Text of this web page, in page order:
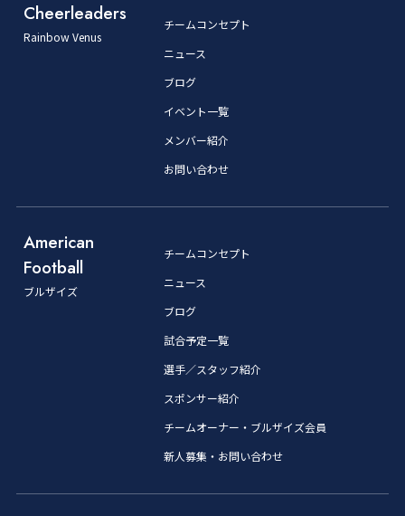
Cheerleaders
Rainbow Venus
チームコンセプト
ニュース
ブログ
イベント一覧
メンバー紹介
お問い合わせ
American
Football
ブルザイズ
チームコンセプト
ニュース
ブログ
試合予定一覧
選手／スタッフ紹介
スポンサー紹介
チームオーナー・ブルザイズ会員
新人募集・お問い合わせ